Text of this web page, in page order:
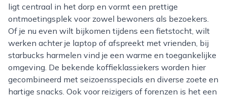
ligt centraal in het dorp en vormt een prettige
ontmoetingsplek voor zowel bewoners als bezoekers.
Of je nu even wilt bijkomen tijdens een fietstocht, wilt
werken achter je laptop of afspreekt met vrienden, bij
starbucks harmelen vind je een warme en toegankelijke
omgeving. De bekende koffieklassiekers worden hier
gecombineerd met seizoensspecials en diverse zoete en
hartige snacks. Ook voor reizigers of forenzen is het een